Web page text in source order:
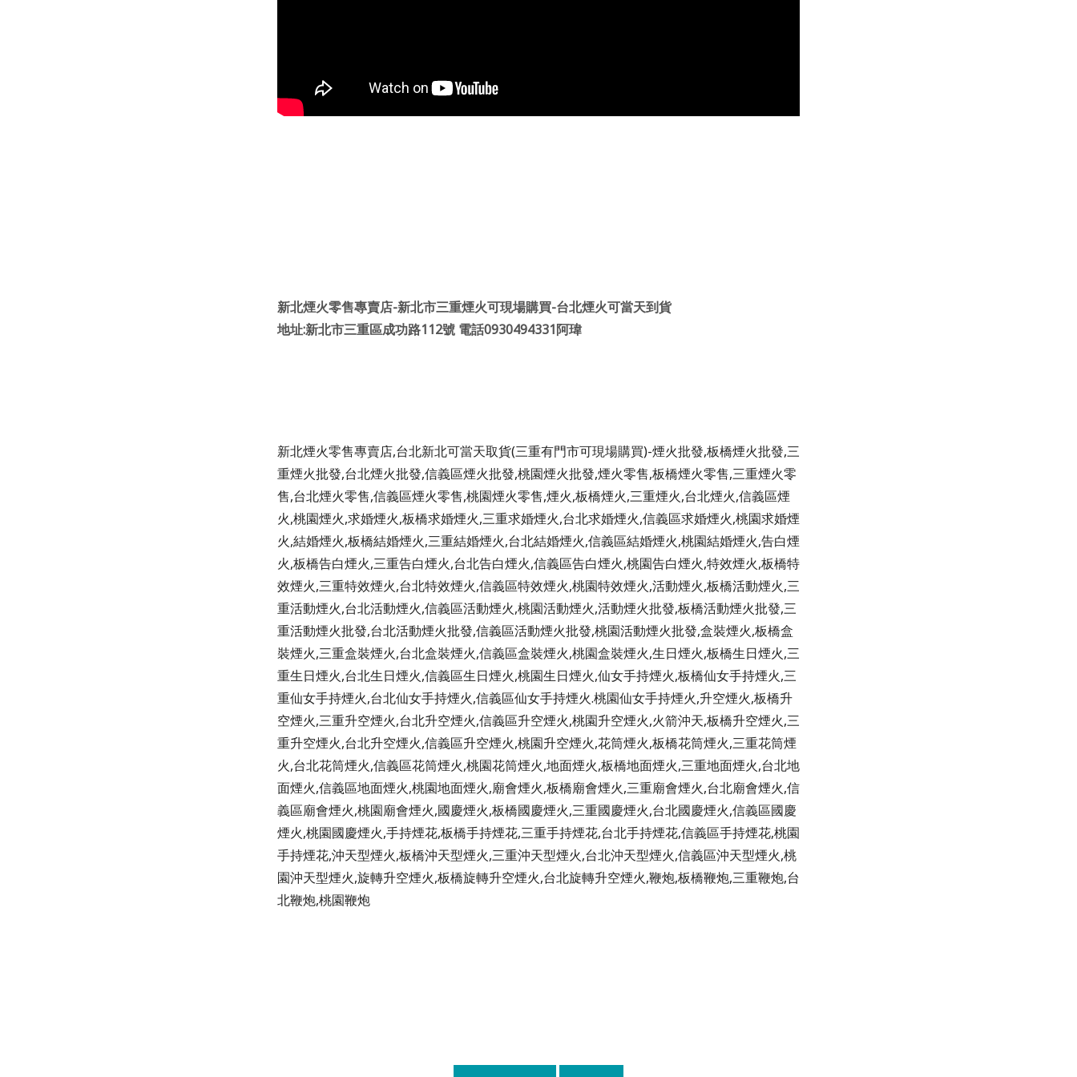
新北煙火零售專賣店-新北市三重煙火可現場購買-台北煙火可當天到貨
地址:新北市三重區成功路112號 電話0930494331阿瑋
新北煙火零售專賣店,台北新北可當天取貨(三重有門市可現場購買)-煙火批發,板橋煙火批發,三
重煙火批發,台北煙火批發,信義區煙火批發,桃園煙火批發,煙火零售,板橋煙火零售,三重煙火零
售,台北煙火零售,信義區煙火零售,桃園煙火零售,煙火,板橋煙火,三重煙火,台北煙火,信義區煙
火,桃園煙火,求婚煙火,板橋求婚煙火,三重求婚煙火,台北求婚煙火,信義區求婚煙火,桃園求婚煙
火,結婚煙火,板橋結婚煙火,三重結婚煙火,台北結婚煙火,信義區結婚煙火,桃園結婚煙火,告白煙
火,板橋告白煙火,三重告白煙火,台北告白煙火,信義區告白煙火,桃園告白煙火,特效煙火,板橋特
效煙火,三重特效煙火,台北特效煙火,信義區特效煙火,桃園特效煙火,活動煙火,板橋活動煙火,三
重活動煙火,台北活動煙火,信義區活動煙火,桃園活動煙火,活動煙火批發,板橋活動煙火批發,三
重活動煙火批發,台北活動煙火批發,信義區活動煙火批發,桃園活動煙火批發,盒裝煙火,板橋盒
裝煙火,三重盒裝煙火,台北盒裝煙火,信義區盒裝煙火,桃園盒裝煙火,生日煙火,板橋生日煙火,三
重生日煙火,台北生日煙火,信義區生日煙火,桃園生日煙火,仙女手持煙火,板橋仙女手持煙火,三
重仙女手持煙火,台北仙女手持煙火,信義區仙女手持煙火.桃園仙女手持煙火,升空煙火,板橋升
空煙火,三重升空煙火,台北升空煙火,信義區升空煙火,桃園升空煙火,火箭沖天,板橋升空煙火,三
重升空煙火,台北升空煙火,信義區升空煙火,桃園升空煙火,花筒煙火,板橋花筒煙火,三重花筒煙
火,台北花筒煙火,信義區花筒煙火,桃園花筒煙火,地面煙火,板橋地面煙火,三重地面煙火,台北地
面煙火,信義區地面煙火,桃園地面煙火,廟會煙火,板橋廟會煙火,三重廟會煙火,台北廟會煙火,信
義區廟會煙火,桃園廟會煙火,國慶煙火,板橋國慶煙火,三重國慶煙火,台北國慶煙火,信義區國慶
煙火,桃園國慶煙火,手持煙花,板橋手持煙花,三重手持煙花,台北手持煙花,信義區手持煙花,桃園
手持煙花,沖天型煙火,板橋沖天型煙火,三重沖天型煙火,台北沖天型煙火,信義區沖天型煙火,桃
園沖天型煙火,旋轉升空煙火,板橋旋轉升空煙火,台北旋轉升空煙火,鞭炮,板橋鞭炮,三重鞭炮,台
北鞭炮,桃園鞭炮